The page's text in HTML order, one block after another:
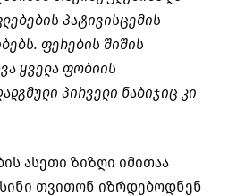
პატივისცემის
ფერების შიშის
ყველა ფობიის
პირველი ნაბიჯიც კი
ასეთი ზიზღი იმითაა
თვითონ იზრდებოდნენ